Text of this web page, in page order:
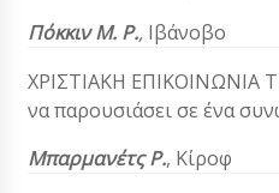
Πόκκιν Μ. Ρ., Ιβάνοβο
ΧΡΙΣΤΙΑΚΗ ΕΠΙΚΟΙΝΩΝΙΑ
να παρουσιάσει σε ένα
Μπαρμανέτς Ρ., Κίροφ